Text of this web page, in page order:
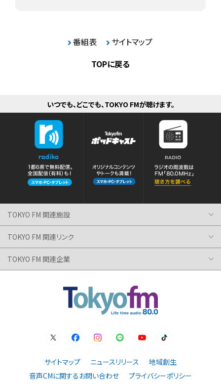
番組表
サイトマップ
TOPに戻る
いつでも、どこでも、TOKYO FMが聴けます。
TOKYO FM 関連施設
TOKYO FM 関連リンク
TOKYO FM 関連企業
サイトマップ ニュースリリース
地域創生
音声CMに関するお問い合わせ
プライバシーポリシー